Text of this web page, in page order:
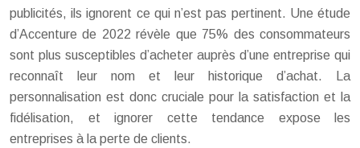
publicités, ils ignorent ce qui n’est pas pertinent. Une étude
d’Accenture de 2022 révèle que 75% des consommateurs
sont plus susceptibles d’acheter auprès d’une entreprise qui
reconnaît leur nom et leur historique d’achat. La
personnalisation est donc cruciale pour la satisfaction et la
fidélisation, et ignorer cette tendance expose les
entreprises à la perte de clients.